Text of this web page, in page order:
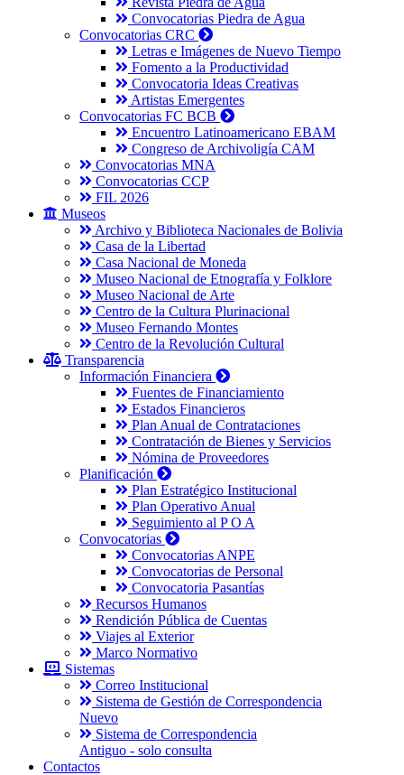
Convocatorias Piedra de Agua
Convocatorias CRC
Letras e Imágenes de Nuevo Tiempo
Fomento a la Productividad
Convocatoria Ideas Creativas
Artistas Emergentes
Convocatorias FC BCB
Encuentro Latinoamericano EBAM
Congreso de Archivoligía CAM
Convocatorias MNA
Convocatorias CCP
FIL 2026
Museos
Archivo y Biblioteca Nacionales de Bolivia
Casa de la Libertad
Casa Nacional de Moneda
Museo Nacional de Etnografía y Folklore
Museo Nacional de Arte
Centro de la Cultura Plurinacional
Museo Fernando Montes
Centro de la Revolución Cultural
Transparencia
Información Financiera
Fuentes de Financiamiento
Estados Financieros
Plan Anual de Contrataciones
Contratación de Bienes y Servicios
Nómina de Proveedores
Planificación
Plan Estratégico Institucional
Plan Operativo Anual
Seguimiento al P O A
Convocatorias
Convocatorias ANPE
Convocatorias de Personal
Convocatoria Pasantías
Recursos Humanos
Rendición Pública de Cuentas
Viajes al Exterior
Marco Normativo
Sistemas
Correo Institucional
Sistema de Gestión de Correspondencia
Nuevo
Sistema de Correspondencia
Antiguo - solo consulta
Contactos